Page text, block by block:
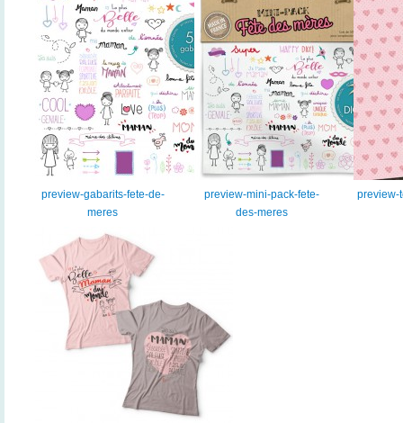
preview-gabarits-fete-de-
meres
preview-mini-pack-fete-
des-meres
preview-